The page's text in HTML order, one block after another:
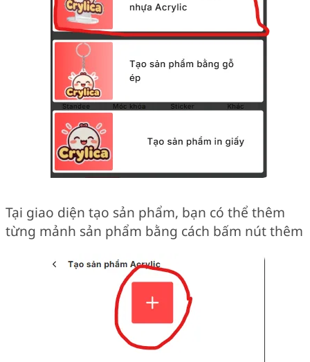
Tại giao diện tạo sản phẩm, bạn có thể thêm
từng mảnh sản phẩm bằng cách bấm nút thêm